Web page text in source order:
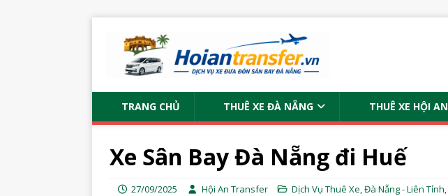
TRANG CHỦ THUÊ XE ĐÀ NẴNG THUÊ XE HỘI AN
Xe Sân Bay Đà Nẵng đi Huế
27/09/2025 Hội An Transfer Dịch Vụ Thuê Xe,Đà Nẵng - Liên Tỉnh,